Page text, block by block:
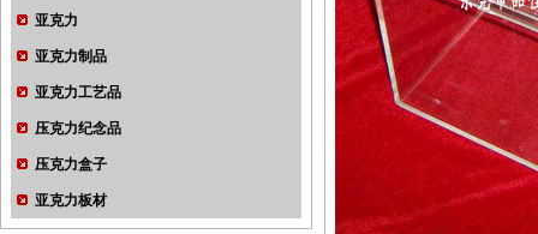
亚克力
亚克力制品
亚克力工艺品
压克力纪念品
压克力盒子
亚克力板材